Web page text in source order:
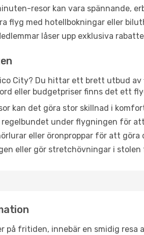
resor kan vara spännande,
flyg med hotellbokningar eller
låser upp exklusiva
City? Du hittar ett brett utbud
eller budgetpriser finns det ett
kan det göra stor skillnad i
under flygningen för
eller öronproppar för att
eller gör stretchövningar i
på fritiden, innebär en smidig resa